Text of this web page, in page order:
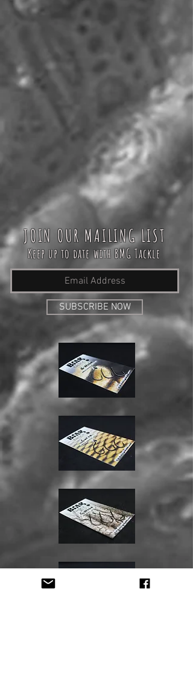
JOIN OUR MAILING LIST
Keep up to date with BMG Tackle
SUBSCRIBE NOW